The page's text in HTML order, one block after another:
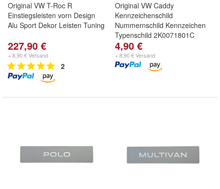
Original VW T-Roc R
Einstiegsleisten vorn Design
Alu Sport Dekor Leisten Tuning
227,90 €
+ 8,90 € Versand
2
Original VW Caddy
Kennzeichenschild
Nummernschild Kennzeichen
Typenschild 2K0071801C
4,90 €
+ 8,90 € Versand